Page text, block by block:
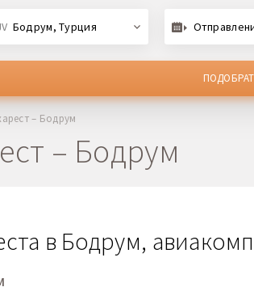
Бодрум, Турция
– Бодрум
– Бодрум
в Бодрум,